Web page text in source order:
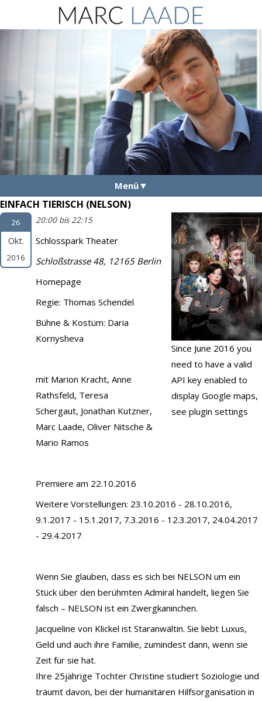
Menü
Aktuelles
Kontakt
EINFACH TIERISCH (NELSON)
26
Okt.
2016
Since June 2016 you
need to have a valid
API key enabled to
display Google maps,
see plugin settings
20:00 bis 22:15
Schlosspark Theater
Schloßstrasse 48, 12165 Berlin
Homepage
Regie: Thomas Schendel
Bühne & Kostüm: Daria
Kornysheva
mit Marion Kracht, Anne
Rathsfeld, Teresa
Schergaut, Jonathan Kutzner,
Marc Laade, Oliver Nitsche &
Mario Ramos
Premiere am 22.10.2016
Weitere Vorstellungen: 23.10.2016 - 28.10.2016,
9.1.2017 - 15.1.2017, 7.3.2016 - 12.3.2017, 24.04.2017
- 29.4.2017
Wenn Sie glauben, dass es sich bei NELSON um ein
Stück über den berühmten Admiral handelt, liegen Sie
falsch – NELSON ist ein Zwergkaninchen.
Jacqueline von Klickel ist Staranwältin. Sie liebt Luxus,
Geld und auch ihre Familie, zumindest dann, wenn sie
Zeit für sie hat.
Ihre 25jährige Tochter Christine studiert Soziologie und
träumt davon, bei der humanitären Hilfsorganisation in